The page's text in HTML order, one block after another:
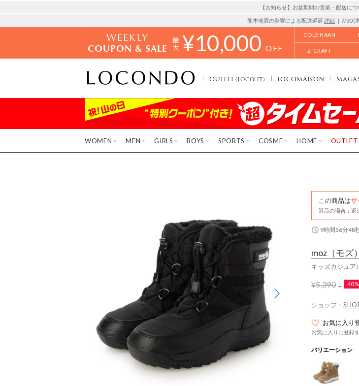
【お知らせ】お盆期間の営業・配送に
熊本地震の影響による配送遅延 詳細 ｜7/30 (
WEEKLY
COUPON & SALE ¥10,000 OFF
COLE HAAN
Z-CRAFT
OUTLET(LOCOLET) LOCOMAISON
WOMEN MEN GIRLS BOYS SPORTS COSME HOME OUTLET
この商品はサ
返品の場合：返
9時間56分48
moz （モズ）
キッズカジュア
¥5,390→
ショップ：
お気に入り
お気に入りに登録
バリエーション